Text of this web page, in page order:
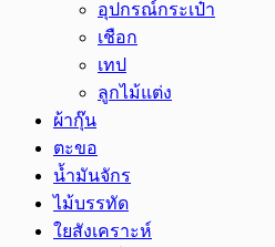
อุปกรณ์กระเป๋า
เชือก
เทป
ลูกไม้แต่ง
ผ้ากุ๊น
ตะขอ
น้ำมันจักร
ไม้บรรทัด
ใยสังเคราะห์